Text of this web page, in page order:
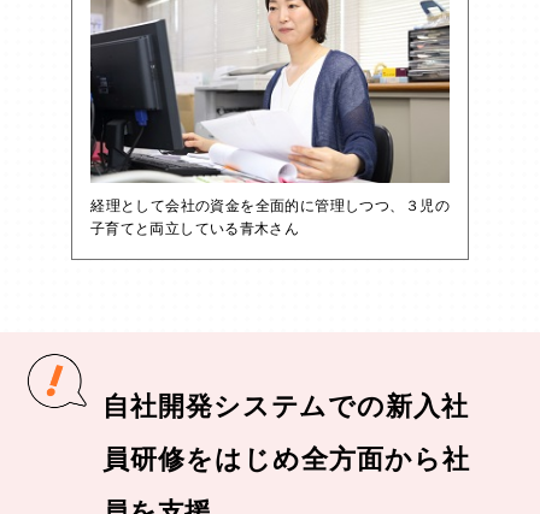
経理として会社の資金を全面的に管理しつつ、３児の
子育てと両立している青木さん
自社開発システムでの新入社
員研修をはじめ全方面から社